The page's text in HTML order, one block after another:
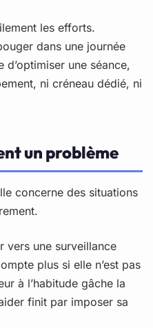
les efforts.
dans une journée
une séance,
ni créneau dédié, ni
un problème
concerne des situations
vers une surveillance
plus si elle n’est pas
à l’habitude gâche la
finit par imposer sa